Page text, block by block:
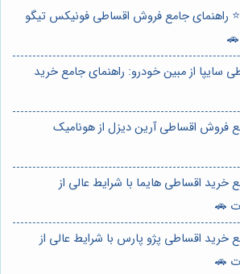
راهنمای جامع فروش اقساطی فونیکس تیگو
سایپا از مبین خودرو: راهنمای جامع خرید
فروش اقساطی آرین دیزل از هونامیک
خرید اقساطی هایما با شرایط عالی از
🚗
خرید اقساطی پژو پارس با شرایط عالی از
🚗